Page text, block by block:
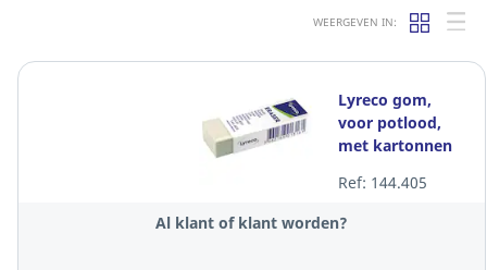
WEERGEVEN IN:
Lyreco gom,
voor potlood,
met kartonnen
Ref: 144.405
Al klant of klant worden?